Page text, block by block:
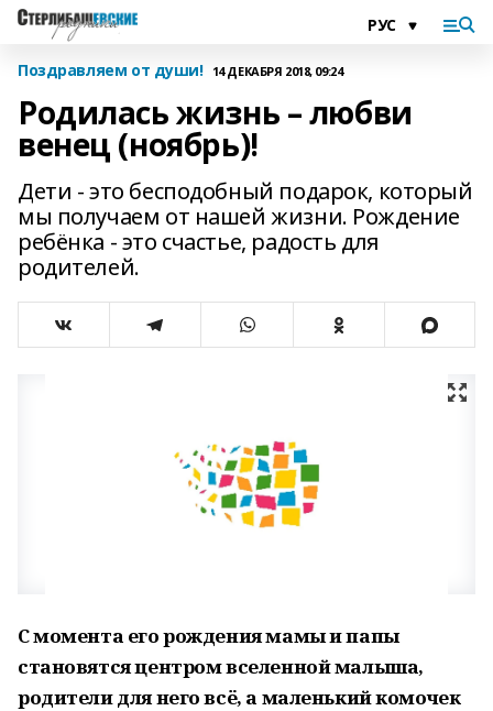
Поздравляем от души! 14 ДЕКАБРЯ 2018, 09:24
Родилась жизнь – любви
венец (ноябрь)!
Дети - это бесподобный подарок, который
мы получаем от нашей жизни. Рождение
ребёнка - это счастье, радость для
родителей.
С момента его рождения мамы и папы
становятся центром вселенной малыша,
родители для него всё, а маленький комочек